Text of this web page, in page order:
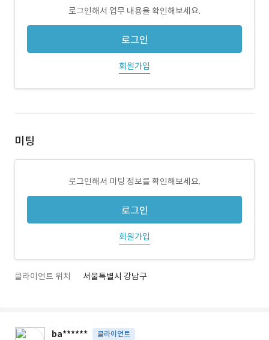
로그인해서 업무 내용을 확인해보세요.
로그인
회원가입
미팅
로그인해서 미팅 정보를 확인해보세요.
로그인
회원가입
클라이언트 위치 서울특별시 강남구
ba****** 클라이언트